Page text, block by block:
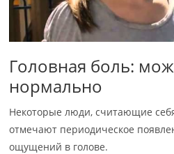
Головная боль:
нормально
Некоторые люди, считающие
отмечают периодическое
ощущений в голове.